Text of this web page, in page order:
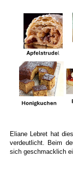
Eliane Lebret hat
verdeutlicht. Beim
sich geschmacklich